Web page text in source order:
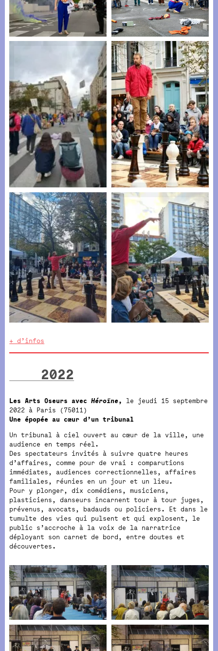
+ d’infos
2022
Les Arts Oseurs avecHéroïne, le jeudi 15 septembre
2022 à Paris (75011)
Une épopée au cœur d’un tribunal
Un tribunal à ciel ouvert au cœur de la ville, une
audience en temps réel.
Des spectateurs invités à suivre quatre heures
d’affaires, comme pour de vrai : comparutions
immédiates, audiences correctionnelles, affaires
familiales, réunies en un jour et un lieu.
Pour y plonger, dix comédiens, musiciens,
plasticiens, danseurs incarnent tour à tour juges,
prévenus, avocats, badauds ou policiers. Et dans le
tumulte des vies qui pulsent et qui explosent, le
public s’accroche à la voix de la narratrice
déployant son carnet de bord, entre doutes et
découvertes.